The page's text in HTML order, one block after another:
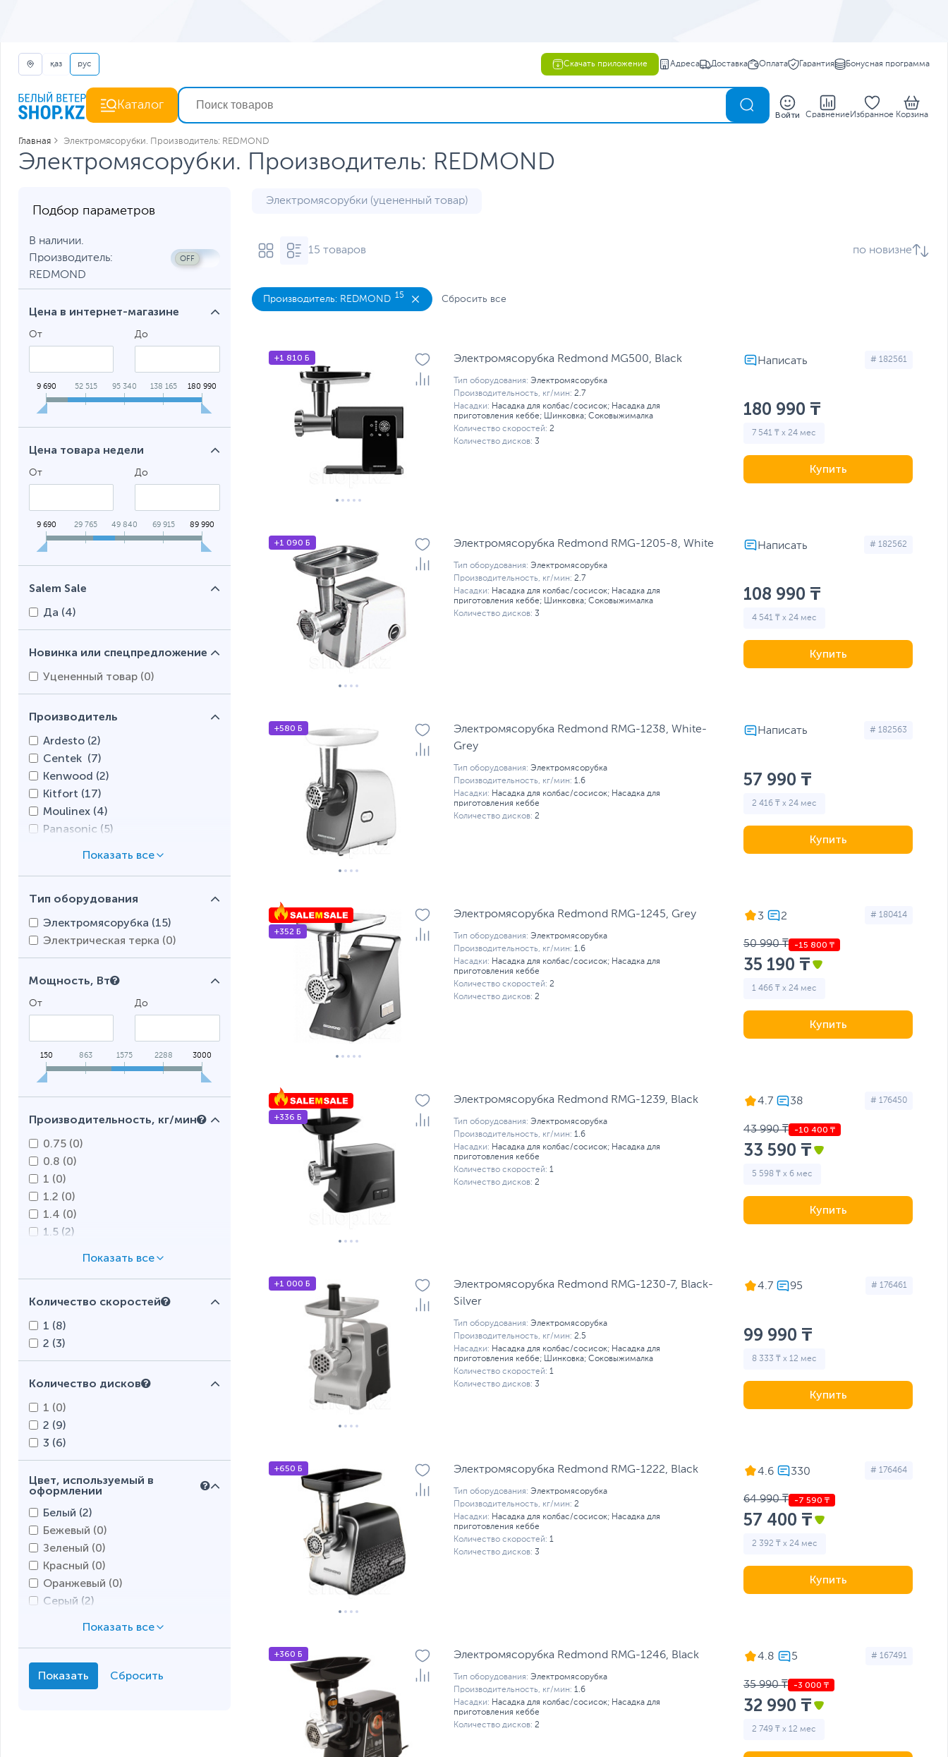
қаз рус Скачать приложение Адреса Доставка Оплата Гарантия Бонусная программа
Каталог
Войти Сравнение Избранное Корзина
Главная Электромясорубки. Производитель: REDMOND
Электромясорубки. Производитель: REDMOND
Подбор параметров
В наличии.
Производитель:
REDMOND
Цена в интернет-магазине
От До
9 690 52 515 95 340 138 165 180 990
Цена товара недели
От До
9 690 29 765 49 840 69 915 89 990
Salem Sale
Да (4)
Новинка или спецпредложение
Уцененный товар (0)
Производитель
Ardesto (2)
Centek (7)
Kenwood (2)
Kitfort (17)
Moulinex (4)
Panasonic (5)
Timberk (1)
Тип оборудования
Электромясорубка (15)
Электрическая терка (0)
Мощность, Вт
От До
150 863 1575 2288 3000
Производительность, кг/мин
0.75 (0)
0.8 (0)
1 (0)
1.2 (0)
1.4 (0)
1.5 (2)
2.2 (0)
2.3 (0
2.5 (
3 (0)
Количество скоростей
1 (8)
2 (3)
Количество дисков
1 (0)
2 (9)
3 (6)
Цвет, используемый в
оформлении
Белый (2)
Бежевый (0)
Зеленый (0)
Красный (0)
Оранжевый (0)
Серый (2)
Электромясорубки (уцененный товар)
15 товаров по новизне
Производитель: REDMOND 15 Сбросить все
+1 810 Б Электромясорубка Redmond MG500, Black
Тип оборудования: Электромясорубка
Производительность, кг/мин: 2.7
Насадки: Насадка для колбас/сосисок; Насадка для
приготовления кеббе; Шинковка; Соковыжималка
Количество скоростей: 2
Количество дисков: 3
# 182561
180 990 ₸
7 541 ₸ x 24 мес
Купить
+1 090 Б Электромясорубка Redmond RMG-1205-8, White
Тип оборудования: Электромясорубка
Производительность, кг/мин: 2.7
Насадки: Насадка для колбас/сосисок; Насадка для
приготовления кеббе; Шинковка; Соковыжималка
Количество дисков: 3
# 182562
108 990 ₸
4 541 ₸ x 24 мес
Купить
+580 Б
Электромясорубка Redmond RMG-1238, White-
Grey
Тип оборудования: Электромясорубка
Производительность, кг/мин: 1.6
Насадки: Насадка для колбас/сосисок; Насадка для
приготовления кеббе
Количество дисков: 2
# 182563
57 990 ₸
2 416 ₸ x 24 мес
Купить
+352 Б
Электромясорубка Redmond RMG-1245, Grey
Тип оборудования: Электромясорубка
Производительность, кг/мин: 1.6
Насадки: Насадка для колбас/сосисок; Насадка для
приготовления кеббе
Количество скоростей: 2
Количество дисков: 2
3 # 180414
50 990 ₸
35 190 ₸
1 466 ₸ x 24 мес
Купить
+336 Б
Электромясорубка Redmond RMG-1239, Black
Тип оборудования: Электромясорубка
Производительность, кг/мин: 1.6
Насадки: Насадка для колбас/сосисок; Насадка для
приготовления кеббе
Количество скоростей: 1
Количество дисков: 2
4.7 # 176450
43 990 ₸
33 590 ₸
5 598 ₸ x 6 мес
Купить
+1 000 Б
Электромясорубка Redmond RMG-1230-7, Black-
Silver
Тип оборудования: Электромясорубка
Производительность, кг/мин: 2.5
Насадки: Насадка для колбас/сосисок; Насадка для
приготовления кеббе; Шинковка; Соковыжималка
Количество скоростей: 1
Количество дисков: 3
4.7 # 176461
99 990 ₸
8 333 ₸ x 12 мес
Купить
+650 Б Электромясорубка Redmond RMG-1222, Black
Тип оборудования: Электромясорубка
Производительность, кг/мин: 2
Насадки: Насадка для колбас/сосисок; Насадка для
приготовления кеббе
Количество скоростей: 1
Количество дисков: 3
4.6 # 176464
64 990 ₸
57 400 ₸
2 392 ₸ x 24 мес
Купить
+360 Б Электромясорубка Redmond RMG-1246, Black
Тип оборудования: Электромясорубка
Производительность, кг/мин: 1.6
Насадки: Насадка для колбас/сосисок; Насадка для
приготовления кеббе
Количество дисков: 2
4.8 # 167491
35 990 ₸
32 990 ₸
2 749 ₸ x 12 мес